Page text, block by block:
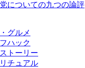
についての九つの論評
グルメ
ハック
トーリー
チュアル